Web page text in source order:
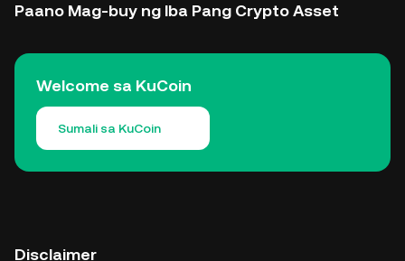
Paano Mag-buy ng Iba Pang Crypto Asset
Welcome sa KuCoin
Sumali sa KuCoin
Disclaimer